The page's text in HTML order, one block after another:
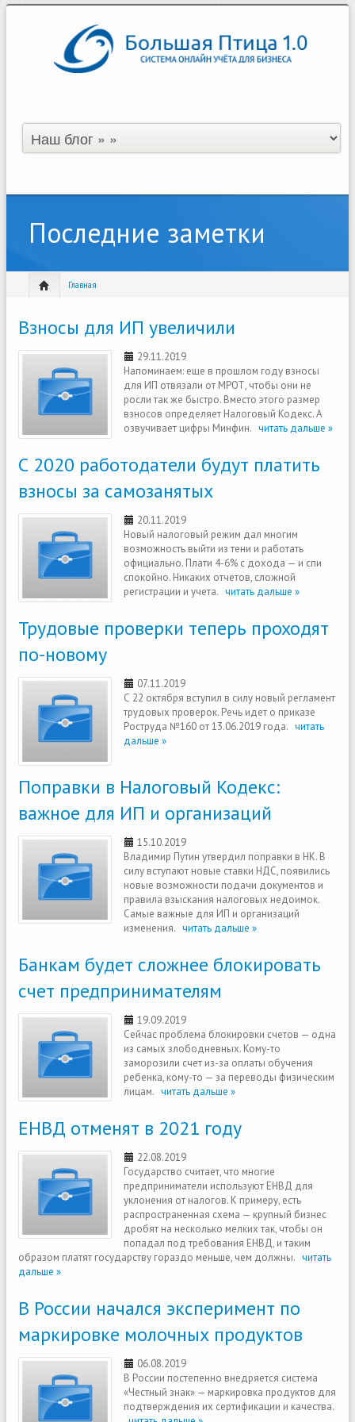
Последние заметки
Главная
Взносы для ИП увеличили
29.11.2019
Напоминаем: еще в прошлом году взносы
для ИП отвязали от МРОТ, чтобы они не
росли так же быстро. Вместо этого размер
взносов определяет Налоговый Кодекс. А
озвучивает цифры Минфин. читать дальше »
С 2020 работодатели будут платить
взносы за самозанятых
20.11.2019
Новый налоговый режим дал многим
возможность выйти из тени и работать
официально. Плати 4-6% с дохода — и спи
спокойно. Никаких отчетов, сложной
регистрации и учета. читать дальше »
Трудовые проверки теперь проходят
по-новому
07.11.2019
С 22 октября вступил в силу новый регламент
трудовых проверок. Речь идет о приказе
Роструда №160 от 13.06.2019 года. читать
дальше »
Поправки в Налоговый Кодекс:
важное для ИП и организаций
15.10.2019
Владимир Путин утвердил поправки в НК. В
силу вступают новые ставки НДС, появились
новые возможности подачи документов и
правила взыскания налоговых недоимок.
Самые важные для ИП и организаций
изменения. читать дальше »
Банкам будет сложнее блокировать
счет предпринимателям
19.09.2019
Сейчас проблема блокировки счетов — одна
из самых злободневных. Кому-то
заморозили счет из-за оплаты обучения
ребенка, кому-то — за переводы физическим
лицам. читать дальше »
ЕНВД отменят в 2021 году
22.08.2019
Государство считает, что многие
предприниматели используют ЕНВД для
уклонения от налогов. К примеру, есть
распространенная схема — крупный бизнес
дробят на несколько мелких так, чтобы он
попадал под требования ЕНВД, и таким
образом платят государству гораздо меньше, чем должны. читать
дальше »
В России начался эксперимент по
маркировке молочных продуктов
06.08.2019
В России постепенно внедряется система
«Честный знак» — маркировка продуктов для
подтверждения их сертификации и качества.